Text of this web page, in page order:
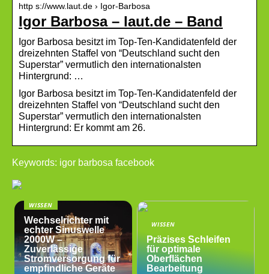
http s://www.laut.de › Igor-Barbosa
Igor Barbosa – laut.de – Band
Igor Barbosa besitzt im Top-Ten-Kandidatenfeld der
dreizehnten Staffel von “Deutschland sucht den
Superstar” vermutlich den internationalsten
Hintergrund: …
Igor Barbosa besitzt im Top-Ten-Kandidatenfeld der
dreizehnten Staffel von “Deutschland sucht den
Superstar” vermutlich den internationalsten
Hintergrund: Er kommt am 26.
Keywords: igor barbosa facebook
WISSEN
Wechselrichter mit
echter Sinuswelle
2000W –
Zuverlässige
Stromversorgung für
empfindliche Geräte
WISSEN
Präzises Schleifen
für optimale
Oberflächen
Bearbeitung